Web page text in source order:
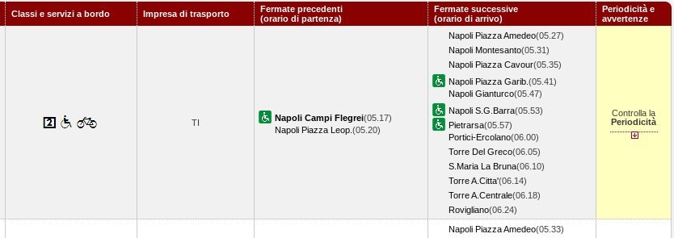
Classi e servizi a bordo Impresa di trasporto
Fermate precedenti
(orario di partenza)
Fermate successive
(orario di arrivo)
Periodicità e
avvertenze
TI Napoli Campi Flegrei(05.17)
Napoli Piazza Leop. (05.20)
Napoli Piazza Amedeo(05.27)
Napoli Montesanto(05.31)
Napoli Piazza Cavour(05.35)
Napoli Piazza Garib. (05.41)
Napoli Gianturco(05.47)
Napoli S.G.Barra(05.53)
Pietrarsa(05.57)
Portici-Ercolano(06.00)
Torre Del Greco(06.05)
S.Maria La Bruna(06.10)
Torre A.Citta'(06.14)
Torre A.Centrale(06.18)
Rovigliano(06.24)
Controlla la
Periodicità
Napoli Piazza Amedeo(05.33)